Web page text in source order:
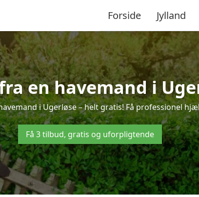
Forside Jylland
en havemand i
i Ugerløse – helt gratis! Få professionel
Få 3 tilbud, gratis og uforpligtende